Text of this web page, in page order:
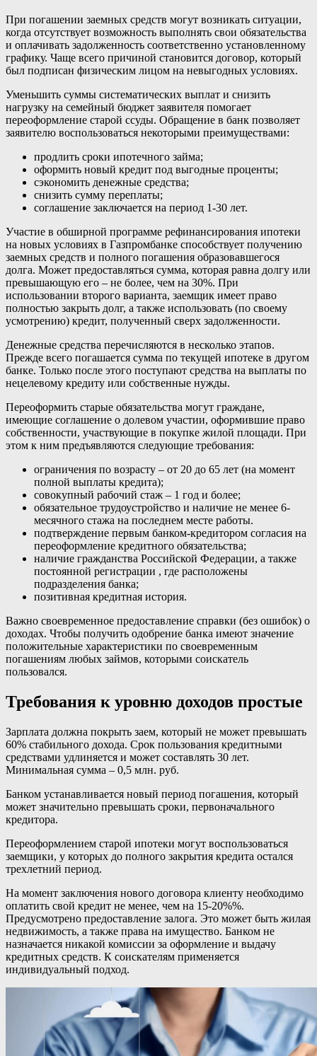
При погашении заемных средств могут возникать ситуации,
когда отсутствует возможность выполнять свои обязательства
и оплачивать задолженность соответственно установленному
графику. Чаще всего причиной становится договор, который
был подписан физическим лицом на невыгодных условиях.
Уменьшить суммы систематических выплат и снизить
нагрузку на семейный бюджет заявителя помогает
переоформление старой ссуды. Обращение в банк позволяет
заявителю воспользоваться некоторыми преимуществами:
продлить сроки ипотечного займа;
оформить новый кредит под выгодные проценты;
сэкономить денежные средства;
снизить сумму переплаты;
соглашение заключается на период 1-30 лет.
Участие в обширной программе рефинансирования ипотеки
на новых условиях в Газпромбанке способствует получению
заемных средств и полного погашения образовавшегося
долга. Может предоставляться сумма, которая равна долгу или
превышающую его – не более, чем на 30%. При
использовании второго варианта, заемщик имеет право
полностью закрыть долг, а также использовать (по своему
усмотрению) кредит, полученный сверх задолженности.
Денежные средства перечисляются в несколько этапов.
Прежде всего погашается сумма по текущей ипотеке в другом
банке. Только после этого поступают средства на выплаты по
нецелевому кредиту или собственные нужды.
Переоформить старые обязательства могут граждане,
имеющие соглашение о долевом участии, оформившие право
собственности, участвующие в покупке жилой площади. При
этом к ним предъявляются следующие требования:
ограничения по возрасту – от 20 до 65 лет (на момент
полной выплаты кредита);
совокупный рабочий стаж – 1 год и более;
обязательное трудоустройство и наличие не менее 6-
месячного стажа на последнем месте работы.
подтверждение первым банком-кредитором согласия на
переоформление кредитного обязательства;
наличие гражданства Российской Федерации, а также
постоянной регистрации , где расположены
подразделения банка;
позитивная кредитная история.
Важно своевременное предоставление справки (без ошибок) о
доходах. Чтобы получить одобрение банка имеют значение
положительные характеристики по своевременным
погашениям любых займов, которыми соискатель
пользовался.
Требования к уровню доходов простые
Зарплата должна покрыть заем, который не может превышать
60% стабильного дохода. Срок пользования кредитными
средствами удлиняется и может составлять 30 лет.
Минимальная сумма – 0,5 млн. руб.
Банком устанавливается новый период погашения, который
может значительно превышать сроки, первоначального
кредитора.
Переоформлением старой ипотеки могут воспользоваться
заемщики, у которых до полного закрытия кредита остался
трехлетний период.
На момент заключения нового договора клиенту необходимо
оплатить свой кредит не менее, чем на 15-20%%.
Предусмотрено предоставление залога. Это может быть жилая
недвижимость, а также права на имущество. Банком не
назначается никакой комиссии за оформление и выдачу
кредитных средств. К соискателям применяется
индивидуальный подход.